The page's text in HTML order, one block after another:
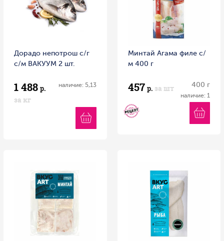
Дорадо непотрош с/г
с/м ВАКУУМ 2 шт.
1 488 р.
за кг
наличие: 5,13
Минтай Агама филе с/
м 400 г
457 р. за шт 400 г
наличие: 1